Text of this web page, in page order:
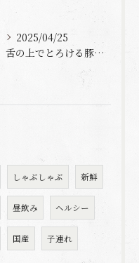
2025/04/25
舌の上でとろける豚肉と自家製梅出汁の魅力
しゃぶしゃぶ 新鮮
昼飲み ヘルシー
国産 子連れ